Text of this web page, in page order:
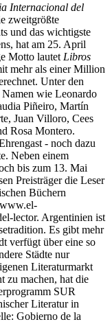
Internacional del
zweitgrößte
und das wichtigste
hat am 25. April
Motto lautet Libros
mehr als einer Million
Unter den
Namen wie Leonardo
Piñeiro, Martín
Juan Villoro, Cees
Rosa Montero.
- noch dazu
Neben einem
bis zum 13. Mai
Preisträger die Leser
Büchern
lector. Argentinien ist
Es gibt mehr
verfügt über eine so
Städte nur
Literaturmarkt
zu machen, hat die
SUR
Literatur in
Gobierno de la